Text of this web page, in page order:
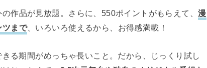
作品が見放題。さらに、550ポイントがもらえて、漫
ツまで、いろいろ使えるから、お得感満載！
る期間がめっちゃ長いこと。だから、じっくり試し